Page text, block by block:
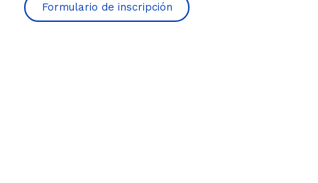
Formulario de inscripción​